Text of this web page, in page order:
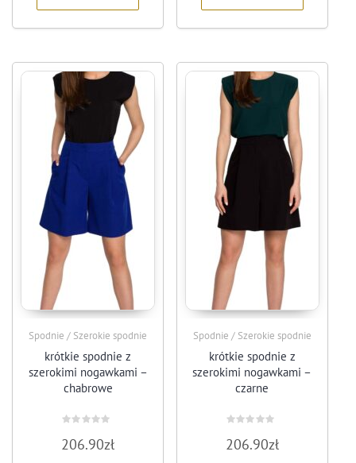
Spodnie / Szerokie spodnie
krótkie spodnie z
szerokimi nogawkami –
chabrowe
0
na
206.90zł
Spodnie / Szerokie spodnie
krótkie spodnie z
szerokimi nogawkami –
czarne
0
na
206.90zł